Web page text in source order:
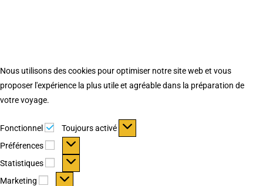
Nous utilisons des cookies pour optimiser notre site web et vous
proposer l'expérience la plus utile et agréable dans la préparation de
votre voyage.
Fonctionnel Fonctionnel
Toujours activé
Préférences
Préférences
Statistiques Statistiques
Marketing Marketing